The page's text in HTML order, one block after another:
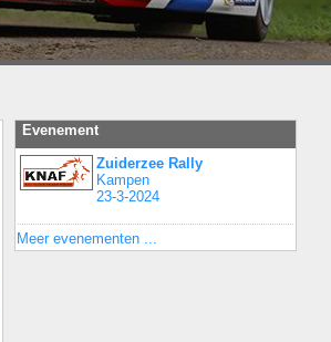
Evenement
Zuiderzee Rally
Kampen
23-3-2024
Meer evenementen ...